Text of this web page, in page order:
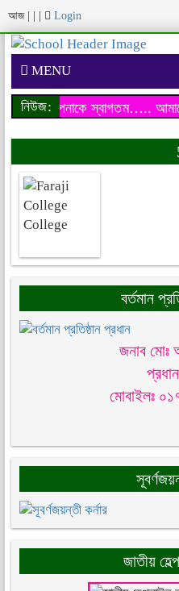
আজ Login
MENU
নিউজ:
সাইটে আপনাকে স্বাগতম…..
বর্তমান
জনাব মোঃ
মোবাইলঃ
জাতীয়